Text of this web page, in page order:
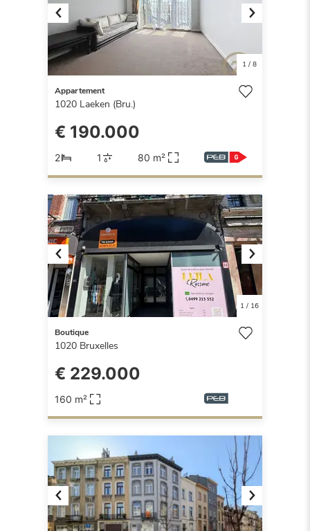
Previous Next
1/ 8
Appartement
1020 Laeken (Bru.)
€ 190.000
2 1 80 m²
Previous Next
1/ 16
Boutique
1020 Bruxelles
€ 229.000
160 m²
Previous Next